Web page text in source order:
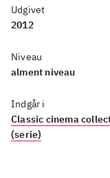
Udgivet
2012
Niveau
alment niveau
Indgår i
Classic cinema
(serie)